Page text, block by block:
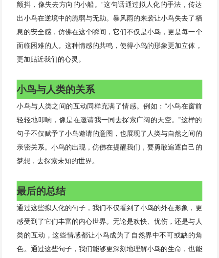
颤抖，像失去方向的小船。”这句话通过拟人化的手法，传达
出小鸟在逆境中的脆弱与无助。暴风雨的来袭让小鸟失去了栖
息的安全感，仿佛在这个瞬间，它们不仅是小鸟，更是每一个
面临困难的人。这种情感的共鸣，使得小鸟的形象更加立体，
更加贴近我们的心灵。
小鸟与人类的关系
小鸟与人类之间的互动同样充满了情感。例如：“小鸟在窗前
轻轻地叩响，像是在邀请我一同去探索广阔的天空。”这样的
句子不仅赋予了小鸟邀请的意图，也展现了人类与自然之间的
亲密关系。小鸟的出现，仿佛在提醒我们，要勇敢追逐自己的
梦想，去探索未知的世界。
最后的总结
通过这些拟人化的句子，我们不仅看到了小鸟的外在形象，更
感受到了它们丰富的内心世界。无论是欢快、忧伤，还是与人
类的互动，这些情感都让小鸟成为了自然界中不可或缺的角
色。通过这些句子，我们能够更深刻地理解小鸟的生命，也能